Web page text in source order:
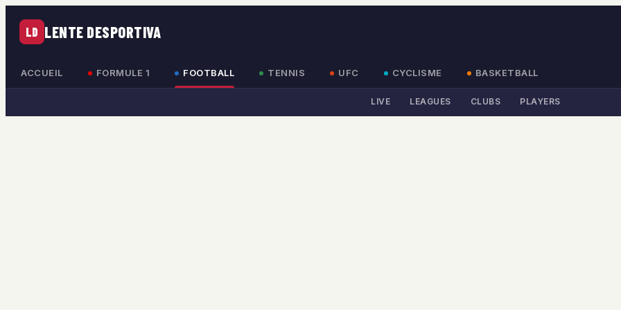
LD LENTE DESPORTIVA
ACCUEIL FORMULE 1 FOOTBALL TENNIS UFC CYCLISME BASKETBALL
LIVE LEAGUES CLUBS PLAYERS